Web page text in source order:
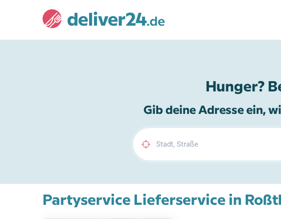
Hunger?
Gib deine Adresse ein,
Partyservice Lieferservice in